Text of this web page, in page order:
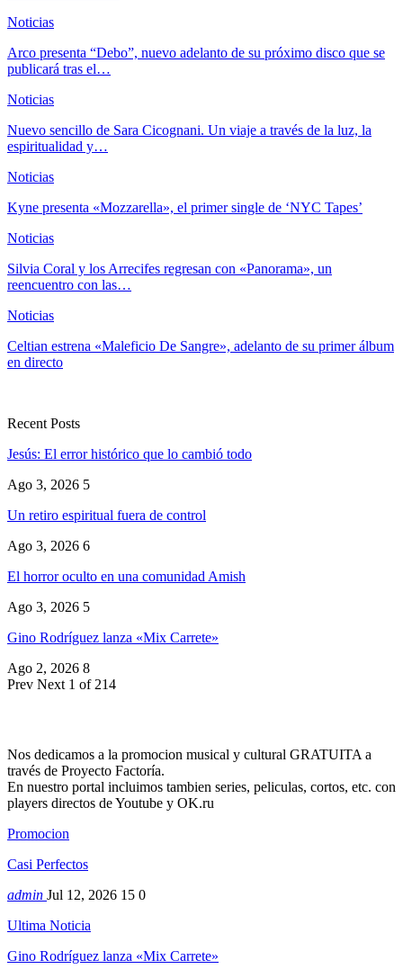
Noticias
Arco presenta “Debo”, nuevo adelanto de su próximo disco que se
publicará tras el…
Noticias
Nuevo sencillo de Sara Cicognani. Un viaje a través de la luz, la
espiritualidad y…
Noticias
Kyne presenta «Mozzarella», el primer single de ‘NYC Tapes’
Noticias
Silvia Coral y los Arrecifes regresan con «Panorama», un
reencuentro con las…
Noticias
Celtian estrena «Maleficio De Sangre», adelanto de su primer álbum
en directo
Recent Posts
Jesús: El error histórico que lo cambió todo
Ago 3, 2026 5
Un retiro espiritual fuera de control
Ago 3, 2026 6
El horror oculto en una comunidad Amish
Ago 3, 2026 5
Gino Rodríguez lanza «Mix Carrete»
Ago 2, 2026 8
Prev Next 1 of 214
Nos dedicamos a la promocion musical y cultural GRATUITA a
través de Proyecto Factoría.
En nuestro portal incluimos tambien series, peliculas, cortos, etc. con
players directos de Youtube y OK.ru
Promocion
Casi Perfectos
admin Jul 12, 2026 15 0
Ultima Noticia
Gino Rodríguez lanza «Mix Carrete»